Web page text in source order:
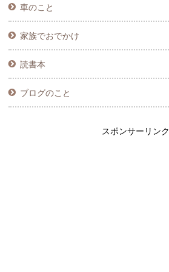
車のこと
家族でおでかけ
読書本
ブログのこと
スポンサーリンク